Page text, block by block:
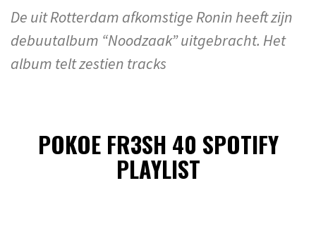
De uit Rotterdam afkomstige Ronin heeft zijn
debuutalbum “Noodzaak” uitgebracht. Het
album telt zestien tracks
POKOE FR3SH 40 SPOTIFY
PLAYLIST